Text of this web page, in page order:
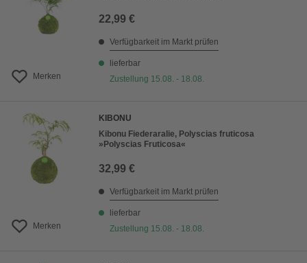
Merken
22,99 €
Verfügbarkeit im Markt prüfen
lieferbar
Zustellung 15.08. - 18.08.
Merken
KIBONU
Kibonu Fiederaralie, Polyscias fruticosa
»Polyscias Fruticosa«
32,99 €
Verfügbarkeit im Markt prüfen
lieferbar
Zustellung 15.08. - 18.08.